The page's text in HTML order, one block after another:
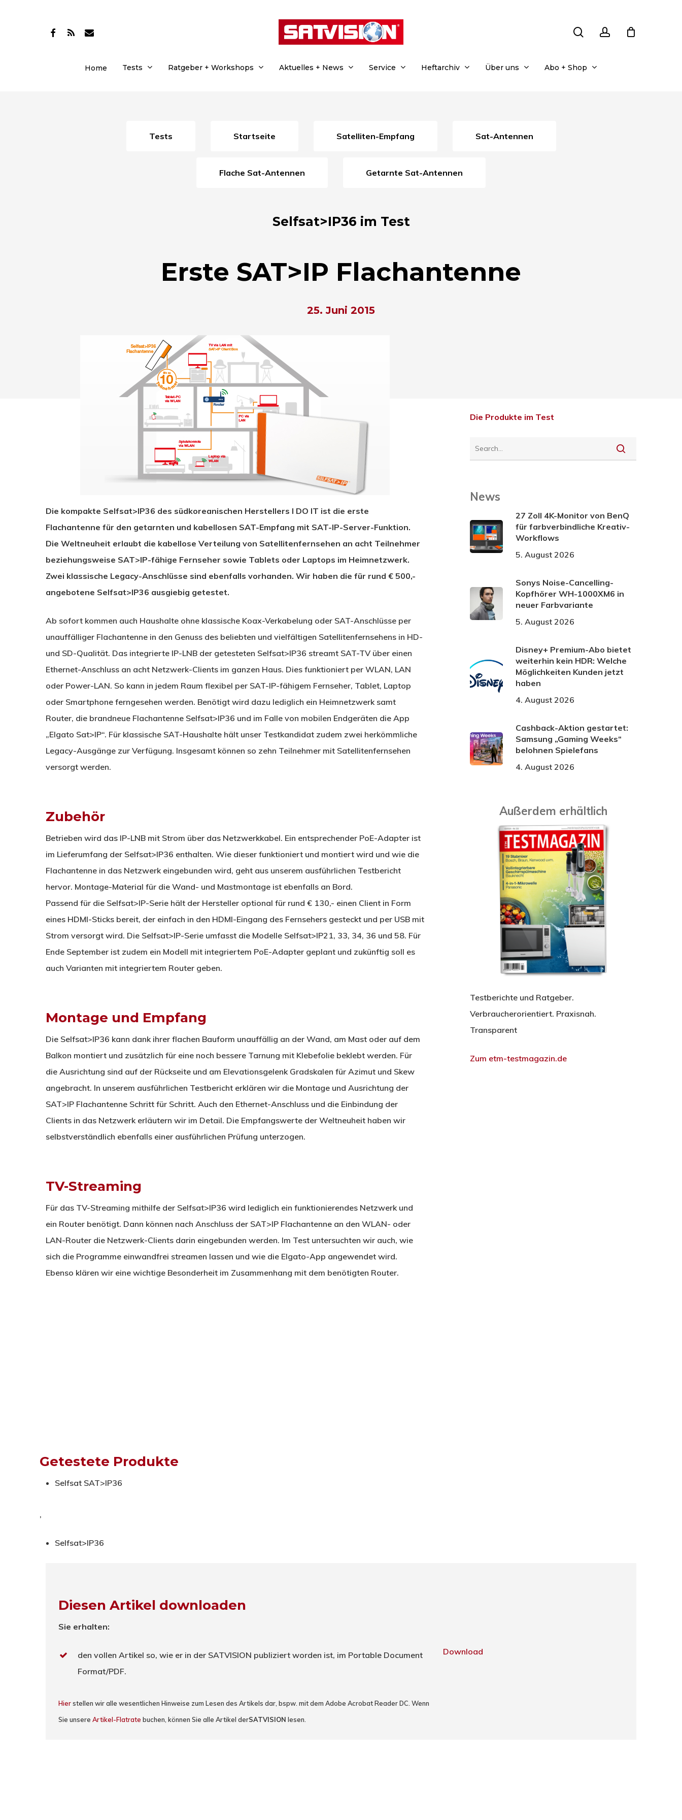
Drücken Sie Enter zum Suchen oder ESC zum Schließen.
facebook
RSS email
Home Tests Ratgeber + Workshops Aktuelles + News Service Heftarchiv Über uns Abo + Shop
Tests Startseite Satelliten-Empfang Sat-Antennen
Flache Sat-Antennen Getarnte Sat-Antennen
Selfsat>IP36 im Test
Erste SAT>IP Flachantenne
25. Juni 2015
Die kompakte Selfsat>IP36 des südkoreanischen Herstellers I DO IT ist die erste
Flachantenne für den getarnten und kabellosen SAT-Empfang mit SAT-IP-Server-Funktion.
Die Weltneuheit erlaubt die kabellose Verteilung von Satellitenfernsehen an acht Teilnehmer
beziehungsweise SAT>IP-fähige Fernseher sowie Tablets oder Laptops im Heimnetzwerk.
Zwei klassische Legacy-Anschlüsse sind ebenfalls vorhanden. Wir haben die für rund € 500,-
angebotene Selfsat>IP36 ausgiebig getestet.
Ab sofort kommen auch Haushalte ohne klassische Koax-Verkabelung oder SAT-Anschlüsse per
unauffälliger Flachantenne in den Genuss des beliebten und vielfältigen Satellitenfernsehens in HD-
und SD-Qualität. Das integrierte IP-LNB der getesteten Selfsat>IP36 streamt SAT-TV über einen
Ethernet-Anschluss an acht Netzwerk-Clients im ganzen Haus. Dies funktioniert per WLAN, LAN
oder Power-LAN. So kann in jedem Raum flexibel per SAT-IP-fähigem Fernseher, Tablet, Laptop
oder Smartphone ferngesehen werden. Benötigt wird dazu lediglich ein Heimnetzwerk samt
Router, die brandneue Flachantenne Selfsat>IP36 und im Falle von mobilen Endgeräten die App
„Elgato Sat>IP“. Für klassische SAT-Haushalte hält unser Testkandidat zudem zwei herkömmliche
Legacy-Ausgänge zur Verfügung. Insgesamt können so zehn Teilnehmer mit Satellitenfernsehen
versorgt werden.
Zubehör
Betrieben wird das IP-LNB mit Strom über das Netzwerkkabel. Ein entsprechender PoE-Adapter ist
im Lieferumfang der Selfsat>IP36 enthalten. Wie dieser funktioniert und montiert wird und wie die
Flachantenne in das Netzwerk eingebunden wird, geht aus unserem ausführlichen Testbericht
hervor. Montage-Material für die Wand- und Mastmontage ist ebenfalls an Bord.
Passend für die Selfsat>IP-Serie hält der Hersteller optional für rund € 130,- einen Client in Form
eines HDMI-Sticks bereit, der einfach in den HDMI-Eingang des Fernsehers gesteckt und per USB mit
Strom versorgt wird. Die Selfsat>IP-Serie umfasst die Modelle Selfsat>IP21, 33, 34, 36 und 58. Für
Ende September ist zudem ein Modell mit integriertem PoE-Adapter geplant und zukünftig soll es
auch Varianten mit integriertem Router geben.
Montage und Empfang
Die Selfsat>IP36 kann dank ihrer flachen Bauform unauffällig an der Wand, am Mast oder auf dem
Balkon montiert und zusätzlich für eine noch bessere Tarnung mit Klebefolie beklebt werden. Für
die Ausrichtung sind auf der Rückseite und am Elevationsgelenk Gradskalen für Azimut und Skew
angebracht. In unserem ausführlichen Testbericht erklären wir die Montage und Ausrichtung der
SAT>IP Flachantenne Schritt für Schritt. Auch den Ethernet-Anschluss und die Einbindung der
Clients in das Netzwerk erläutern wir im Detail. Die Empfangswerte der Weltneuheit haben wir
selbstverständlich ebenfalls einer ausführlichen Prüfung unterzogen.
TV-Streaming
Für das TV-Streaming mithilfe der Selfsat>IP36 wird lediglich ein funktionierendes Netzwerk und
ein Router benötigt. Dann können nach Anschluss der SAT>IP Flachantenne an den WLAN- oder
LAN-Router die Netzwerk-Clients darin eingebunden werden. Im Test untersuchten wir auch, wie
sich die Programme einwandfrei streamen lassen und wie die Elgato-App angewendet wird.
Ebenso klären wir eine wichtige Besonderheit im Zusammenhang mit dem benötigten Router.
Die Produkte im Test
News
27 Zoll 4K-Monitor von BenQ
für farbverbindliche Kreativ-
Workflows
5. August 2026
Sonys Noise-Cancelling-
Kopfhörer WH-1000XM6 in
neuer Farbvariante
5. August 2026
Disney+ Premium-Abo bietet
weiterhin kein HDR: Welche
Möglichkeiten Kunden jetzt
haben
4. August 2026
Cashback-Aktion gestartet:
Samsung „Gaming Weeks“
belohnen Spielefans
4. August 2026
Außerdem erhältlich
Testberichte und Ratgeber.
Verbraucherorientiert. Praxisnah.
Transparent
Zum etm-testmagazin.de
Getestete Produkte
Selfsat SAT>IP36
,
Selfsat>IP36
Diesen Artikel downloaden
Sie erhalten:
den vollen Artikel so, wie er in der SATVISION publiziert worden ist, im Portable Document
Format/PDF.
Hierstellen wir alle wesentlichen Hinweise zum Lesen des Artikels dar, bspw. mit dem Adobe Acrobat Reader DC. Wenn
Sie unsere Artikel-Flatrate buchen, können Sie alle Artikel derSATVISION lesen.
Download